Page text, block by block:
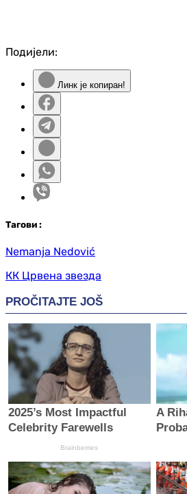
Подијели:
Линк је копиран!
Тагови :
Nemanja Nedović
КК Црвена звезда